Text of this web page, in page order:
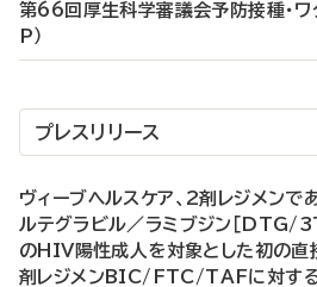
第66回厚生科学審議会予防接種・ワ
P）
プレスリリース
ヴィーブヘルスケア、2剤レジメンで
ルテグラビル／ラミブジン［DTG/
のHIV陽性成人を対象とした初の直
剤レジメンBIC/FTC/TAFに対する